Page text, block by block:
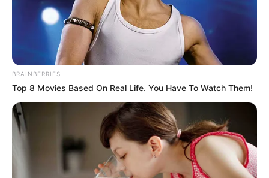
curso gratuito, virtual e com certificado, inscreva-se já!
CONASEMS informa: curso
gratuito, virtual e com certificado,
inscreva-se já!
13:59 Conass,Cursos,Notícia
BRAINBERRIES
Top 8 Movies Based On Real Life. You Have To Watch Them!